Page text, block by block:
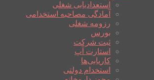
استعدادیابی شغلی
آمادگی مصاحبه استخدامی
رزومه شغلی
بورس
ثبت شرکت
استارت آپ
کاریابی‌ها
استخدام دولتی